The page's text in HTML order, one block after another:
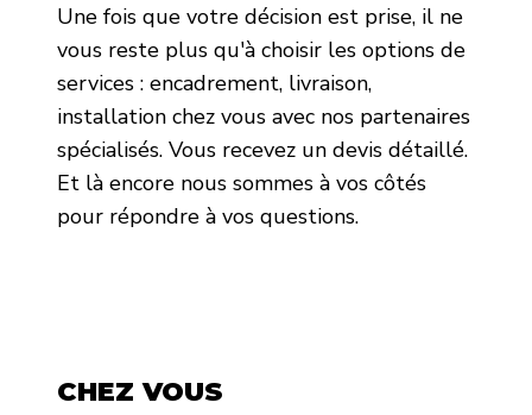
Une fois que votre décision est prise, il ne
vous reste plus qu'à choisir les options de
services : encadrement, livraison,
installation chez vous avec nos partenaires
spécialisés. Vous recevez un devis détaillé.
Et là encore nous sommes à vos côtés
pour répondre à vos questions.
CHEZ VOUS